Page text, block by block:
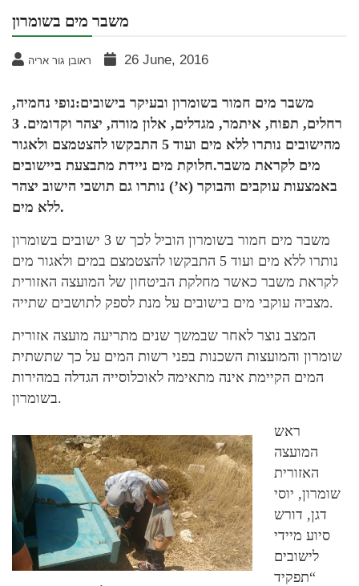
משבר מים בשומרון
ראובן גור אריה 26 June, 2016
משבר מים חמור בשומרון ובעיקר בישובים:נופי נחמיה,
רחלים, תפוח, איתמר, מגדלים, אלון מורה, יצהר וקדומים. 3
מהישובים נותרו ללא מים ועוד 5 התבקשו להצטמצם ולאגור
מים לקראת משבר.חלוקת מים ניידת מתבצעת ביישובים
באמצעות עוקבים והבוקר (א’) נותרו גם תושבי הישוב יצהר
ללא מים.
משבר מים חמור בשומרון הוביל לכך ש 3 ישובים בשומרון
נותרו ללא מים ועוד 5 התבקשו להצטמצם במים ולאגור מים
לקראת משבר כאשר מחלקת הביטחון של המועצה האזורית
מצביה עוקבי מים בישובים על מנת לספק לתושבים שתייה.
המצב נוצר לאחר שבמשך שנים מתריעה מועצה אזורית
שומרון והמועצות השכנות בפני רשות המים על כך שתשתית
המים הקיימת אינה מתאימה לאוכלוסייה הגדלה במהירות
בשומרון.
ראש
המועצה
האזורית
שומרון, יוסי
דגן, דורש
סיוע מיידי
לישובים
“תפקיד